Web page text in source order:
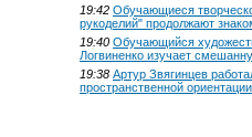
19:42 Обучающиеся
рукоделий" продолжают
19:40 Обучающийся
Логвиненко изучает
19:38 Артур Звягинцев
пространственной ориентации